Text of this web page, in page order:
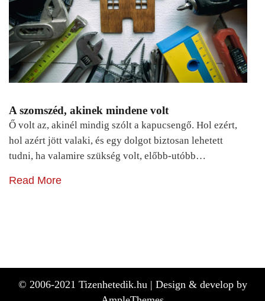
A szomszéd, akinek mindene volt
Ő volt az, akinél mindig szólt a kapucsengő. Hol ezért,
hol azért jött valaki, és egy dolgot biztosan lehetett
tudni, ha valamire szükség volt, előbb-utóbb…
Read More
© 2006-2021 Tizenhetedik.hu | Design & develop by